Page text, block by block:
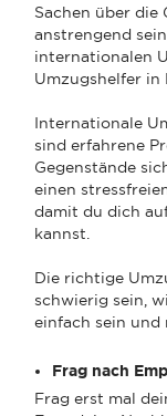
Sachen über die
anstrengend
internationalen
Umzugshelfer in
Internationale
sind erfahrene
Gegenstände
einen
damit du dich
kannst.
Die richtige
schwierig sein,
einfach sein und
Frag nach
Frag erst mal